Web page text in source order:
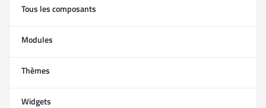
Tous les composants
Modules
Thèmes
Widgets